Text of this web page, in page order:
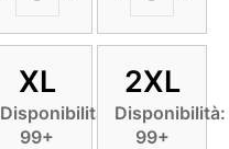
XL
Disponibilità:
99+
2XL
Disponibilità:
99+